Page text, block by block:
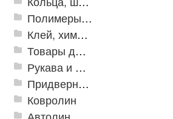
Полимеры и пластики
Клей, химия, сопутствующие товары
Товары для дома
Рукава и шланги промышленные
Придверные решетки
Ковролин